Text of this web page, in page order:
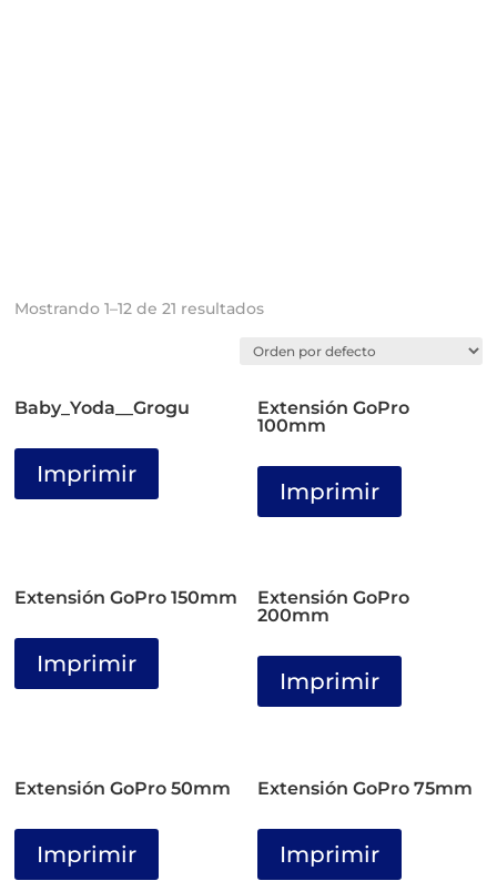
Mostrando 1–12 de 21 resultados
Baby_Yoda__Grogu
Imprimir
Extensión GoPro
100mm
Imprimir
Extensión GoPro 150mm
Imprimir
Extensión GoPro
200mm
Imprimir
Extensión GoPro 50mm
Imprimir
Extensión GoPro 75mm
Imprimir